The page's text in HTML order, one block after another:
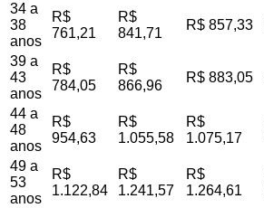
34 a
38
anos
R$
761,21
R$
841,71
R$ 857,33
39 a
43
anos
R$
784,05
R$
866,96
R$ 883,05
44 a
48
anos
R$
954,63
R$
1.055,58
R$
1.075,17
49 a
53
anos
R$
1.122,84
R$
1.241,57
R$
1.264,61